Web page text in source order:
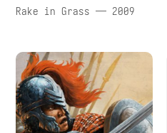
Rake in Grass — 2009